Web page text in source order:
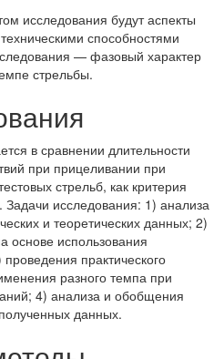
исследования будут аспекты
способностями
— фазовый характер
стрельбы.
в сравнении длительности
при прицеливании при
стрельб, как критерия
исследования: 1) анализа
и теоретических данных; 2)
основе использования
практического
разного темпа при
4) анализа и обобщения
данных.